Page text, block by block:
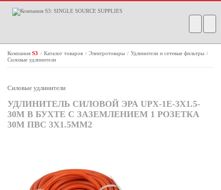
Компания S3 / Каталог товаров / Электротовары / Удлинители и сетевые фильтры /
Силовые удлинители
Силовые удлинители
УДЛИНИТЕЛЬ СИЛОВОЙ ЭРА UPX-1E-3X1.5-
30M В БУХТЕ C ЗАЗЕМЛЕНИЕМ 1 РОЗЕТКА
30М ПВС 3Х1.5ММ2